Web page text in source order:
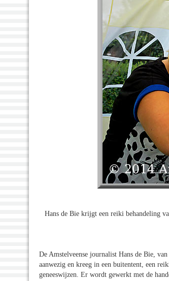
Hans de Bie krijgt een reiki behandeling
De Amstelveense journalist Hans de Bie,
aanwezig en kreeg in een buitentent, een
geneeswijzen. Er wordt gewerkt met de